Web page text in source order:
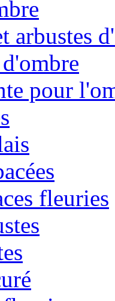
arbustes
pour
fleuries